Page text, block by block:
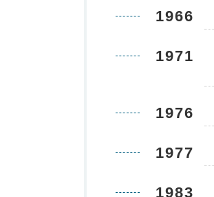
1966
1971
1976
1977
1983